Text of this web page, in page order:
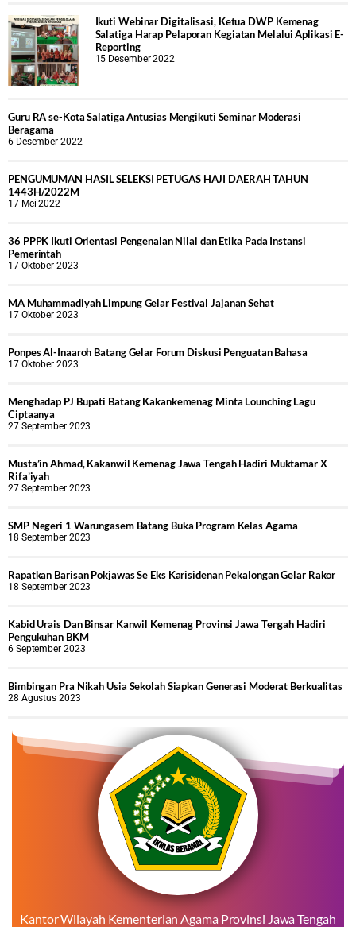
Ikuti Webinar Digitalisasi, Ketua DWP Kemenag
Salatiga Harap Pelaporan Kegiatan Melalui Aplikasi E-
Reporting
15 Desember 2022
Guru RA se-Kota Salatiga Antusias Mengikuti Seminar Moderasi
Beragama
6 Desember 2022
PENGUMUMAN HASIL SELEKSI PETUGAS HAJI DAERAH TAHUN
1443H/2022M
17 Mei 2022
36 PPPK Ikuti Orientasi Pengenalan Nilai dan Etika Pada Instansi
Pemerintah
17 Oktober 2023
MA Muhammadiyah Limpung Gelar Festival Jajanan Sehat
17 Oktober 2023
Ponpes Al-Inaaroh Batang Gelar Forum Diskusi Penguatan Bahasa
17 Oktober 2023
Menghadap PJ Bupati Batang Kakankemenag Minta Lounching Lagu
Ciptaanya
27 September 2023
Musta’in Ahmad, Kakanwil Kemenag Jawa Tengah Hadiri Muktamar X
Rifa’iyah
27 September 2023
SMP Negeri 1 Warungasem Batang Buka Program Kelas Agama
18 September 2023
Rapatkan Barisan Pokjawas Se Eks Karisidenan Pekalongan Gelar Rakor
18 September 2023
Kabid Urais Dan Binsar Kanwil Kemenag Provinsi Jawa Tengah Hadiri
Pengukuhan BKM
6 September 2023
Bimbingan Pra Nikah Usia Sekolah Siapkan Generasi Moderat Berkualitas
28 Agustus 2023
Kantor Wilayah Kementerian Agama Provinsi Jawa Tengah